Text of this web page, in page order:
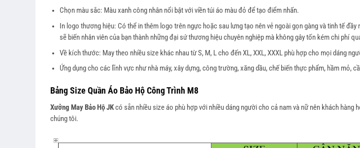
Chọn màu sắc: Màu xanh công nhân nổi bật với viền túi áo màu đỏ để tạo điểm nhấn.
In logo thương hiệu: Có thể in thêm logo trên ngực hoặc sau lưng tạo nên vẻ ngoài gọn gàng và tinh tế
sẽ biến nhân viên của bạn thành những đại sứ thương hiệu chuyên nghiệp mà không gây tốn kém chi phí
Về kích thước: May theo nhiều size khác nhau từ S, M, L cho đến XL, XXL, XXXL phù hợp cho mọi dáng
Ứng dụng cho các lĩnh vực như nhà máy, xây dựng, công trường, xăng dầu, chế biến thực phẩm, hầm mỏ,
Bảng Size Quần Áo Bảo Hộ Công Trình M8
Xưởng May Bảo Hộ JKcó sẵn nhiều size áo phù hợp với nhiều dáng người cho cả nam và nữ nên khách hàng
chúng tôi.